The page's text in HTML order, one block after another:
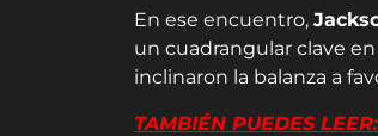
En ese encuentro,
un cuadrangular clave
inclinaron la balanza a
TAMBIÉN PUEDES